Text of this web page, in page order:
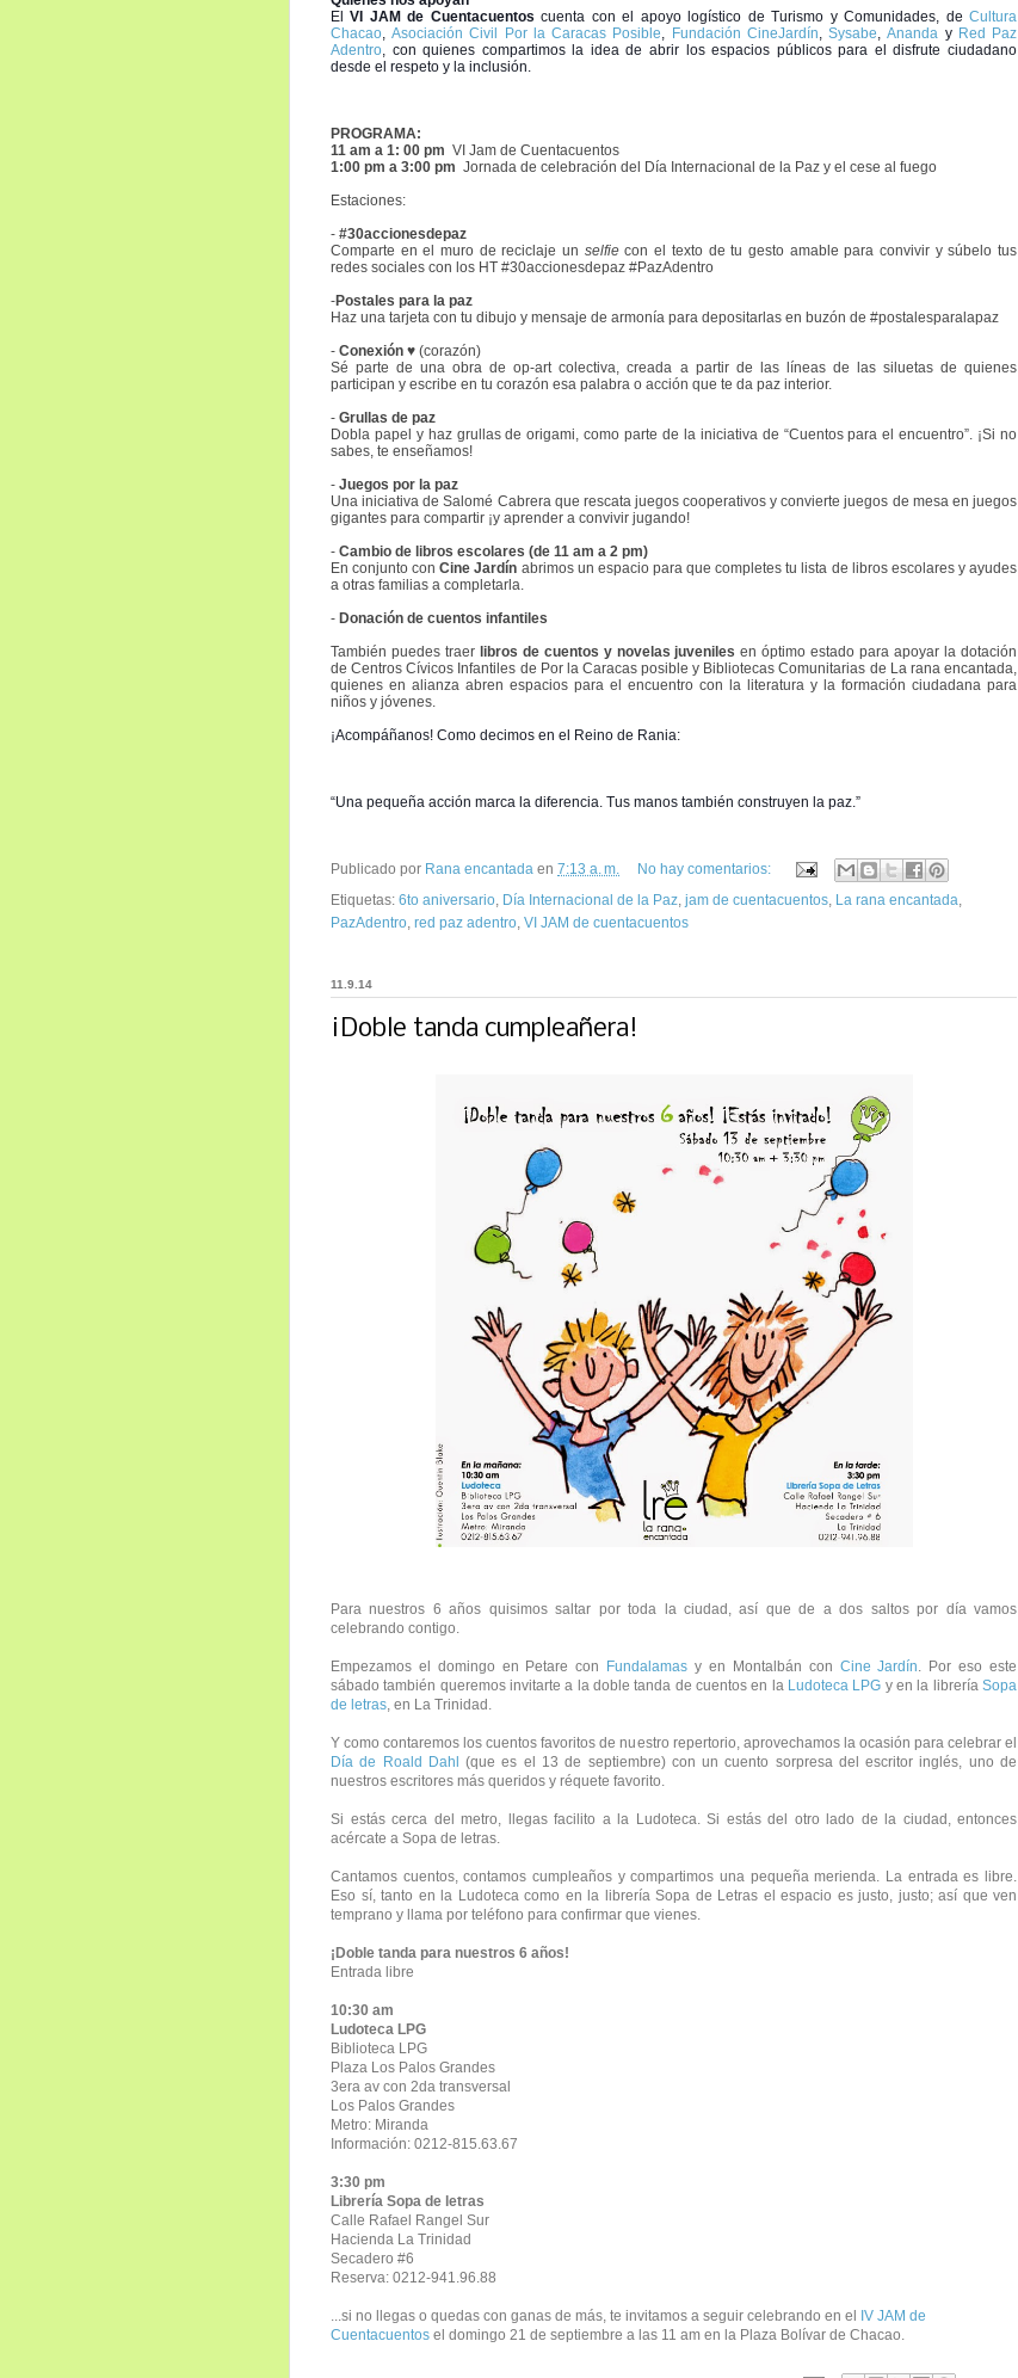
ElVI JAM de Cuentacuentos cuenta con el apoyo logístico de Turismo y Comunidades, deCultura
Chacao ,Asociación Civil Por la Caracas Posible Fundación CineJardín ,Sysabe ,Ananda y Red Paz
Adentro , con quienes compartimos la idea de abrir los espacios públicos para el disfrute ciudadano
desde el respeto y la inclusión.
PROGRAMA:
11 am a 1: 00 pm VI Jam de Cuentacuentos
1:00 pm a 3:00 pm Jornada de celebración del Día Internacional de la Paz y el cese al fuego
Estaciones:
- #30accionesdepaz
Comparte en el muro de reciclaje un selfiecon el texto de tu gesto amable para convivir y súbelo tus
redes sociales con los HT #30accionesdepaz #PazAdentro
-Postales para la paz
Haz una tarjeta con tu dibujo y mensaje de armonía para depositarlas en buzón de #postalesparalapaz
- Conexión ♥ (corazón)
Sé parte de una obra de op-art colectiva, creada a partir de las líneas de las siluetas de quienes
participan y escribe en tu corazón esa palabra o acción que te da paz interior.
- Grullas de paz
Dobla papel y haz grullas de origami, como parte de la iniciativa de “Cuentos para el encuentro”. ¡Si no
sabes, te enseñamos!
- Juegos por la paz
Una iniciativa de Salomé Cabrera que rescata juegos cooperativos y convierte juegos de mesa en juegos
gigantes para compartir ¡y aprender a convivir jugando!
- Cambio de libros escolares (de 11 am a 2 pm)
En conjunto conCine Jardín abrimos un espacio para que completes tu lista de libros escolares y ayudes
a otras familias a completarla.
- Donación de cuentos infantiles
También puedes traer libros de cuentos y novelas juveniles en óptimo estado para apoyar la dotación
de Centros Cívicos Infantiles de Por la Caracas posible y Bibliotecas Comunitarias de La rana encantada,
quienes en alianza abren espacios para el encuentro con la literatura y la formación ciudadana para
niños y jóvenes.
¡Acompáñanos! Como decimos en el Reino de Rania:
“Una pequeña acción marca la diferencia. Tus manos también construyen la paz.”
Publicado por Rana encantada en 7:13 a. m.
No hay comentarios:
Etiquetas: 6to aniversario Día Internacional de la Paz jam de cuentacuentos La rana encantada
PazAdentro red paz adentro VI JAM de cuentacuentos
11.9.14
¡Doble tanda cumpleañera!
Para nuestros 6 años quisimos saltar por toda la ciudad, así que de a dos saltos por día vamos
celebrando contigo.
Empezamos el domingo en Petare con Fundalamas y en Montalbán con Cine Jardín
. Por eso este
sábado también queremos invitarte a la doble tanda de cuentos en la Ludoteca LPG y en la libreríaSopa
de letras , en La Trinidad.
Y como contaremos los cuentos favoritos de nuestro repertorio, aprovechamos la ocasión para celebrar el
Día de Roald Dahl (que es el 13 de septiembre) con un cuento sorpresa del escritor inglés, uno de
nuestros escritores más queridos y réquete favorito.
Si estás cerca del metro, llegas facilito a la Ludoteca. Si estás del otro lado de la ciudad, entonces
acércate a Sopa de letras.
Cantamos cuentos, contamos cumpleaños y compartimos una pequeña merienda. La entrada es libre.
Eso sí, tanto en la Ludoteca como en la librería Sopa de Letras el espacio es justo, justo; así que ven
temprano y llama por teléfono para confirmar que vienes.
¡Doble tanda para nuestros 6 años!
Entrada libre
10:30 am
Ludoteca LPG
Biblioteca LPG
Plaza Los Palos Grandes
3era av con 2da transversal
Los Palos Grandes
Metro: Miranda
Información: 0212-815.63.67
3:30 pm
Librería Sopa de letras
Calle Rafael Rangel Sur
Hacienda La Trinidad
Secadero #6
Reserva: 0212-941.96.88
...si no llegas o quedas con ganas de más, te invitamos a seguir celebrando en el IV JAM de
Cuentacuentos el domingo 21 de septiembre a las 11 am en la Plaza Bolívar de Chacao.